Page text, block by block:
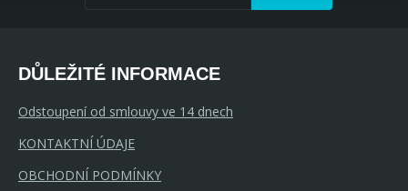
DŮLEŽITÉ INFORMACE
Odstoupení od smlouvy ve 14 dnech
KONTAKTNÍ ÚDAJE
OBCHODNÍ PODMÍNKY